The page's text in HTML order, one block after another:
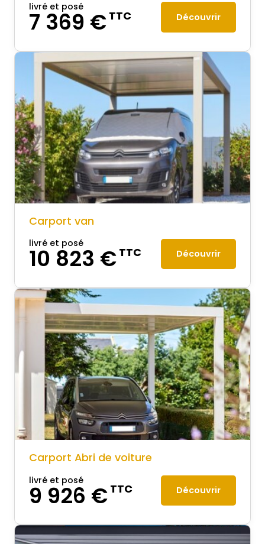
livré et posé
7 369 €TTC Découvrir
Carport van
livré et posé
10 823 €TTC Découvrir
Carport Abri de voiture
livré et posé
9 926 €TTC Découvrir